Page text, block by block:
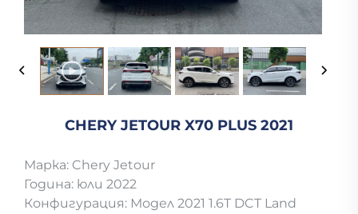
CHERY JETOUR X70 PLUS 2021
Марка: Chery Jetour
Година: юли 2022
Конфигурация: Модел 2021 1.6T DCT Land